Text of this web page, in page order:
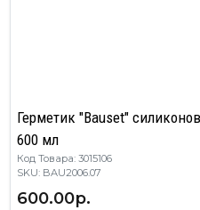
Герметик "Bauset"
600 мл
Код Товара: 3015106
SKU: BAU2006.07
600.00р.